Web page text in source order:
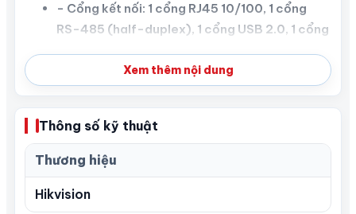
- Cổng kết nối: 1 cổng RJ45 10/100, 1 cổng
RS-485 (half-duplex), 1 cổng USB 2.0, 1 cổng
- Tính năng thông minh VCA, tính năng phát
hiện khuôn mặt ở kênh 1.
- Nguồn điện: 12VDC, 1.5A.
- Kích thước (W × D × H): 315 × 242 × 45 mm.
- Trọng lượng: ≤ 2kg.
Giá chưa bao gồm VAT
- Đầu ghi hình 16 kênh Turbo Acusense.
Xem thêm nội dung
Thông số kỹ thuật
Thương hiệu
Hikvision